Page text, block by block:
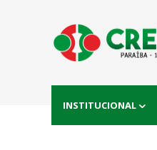
INSTITUCIONAL